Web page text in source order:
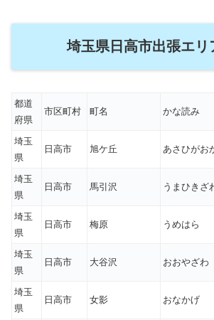
埼玉県日高市出張エリ
都道
府県
市区町村 町名 かな読み
埼玉
県
日高市 旭ケ丘 あさひがお
埼玉
県
日高市 馬引沢 うまひきざ
埼玉
県
日高市 梅原 うめはら
埼玉
県
日高市 大谷沢 おおやざわ
埼玉
県
日高市 女影 おなかげ